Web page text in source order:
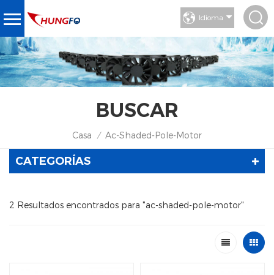
Idioma
BUSCAR
Casa / Ac-Shaded-Pole-Motor
CATEGORÍAS
2 Resultados encontrados para "ac-shaded-pole-motor"